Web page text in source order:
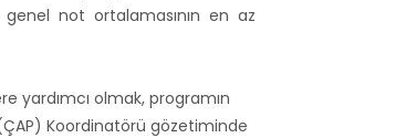
genel not ortalamasının en az
yardımcı olmak, programın
Koordinatörü gözetiminde